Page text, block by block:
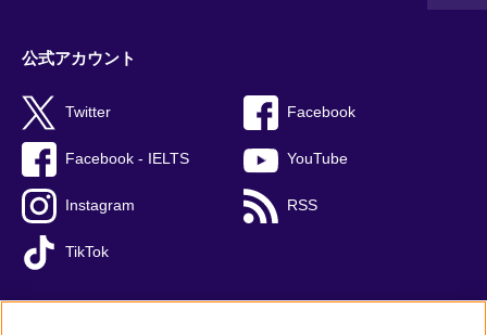
公式アカウント
Twitter Facebook
Facebook - IELTS YouTube
Instagram RSS
TikTok